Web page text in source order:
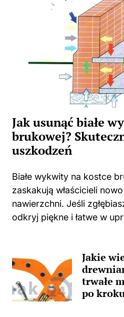
Jak usunąć białe
brukowej?
uszkodzeń
Białe wykwity na kostce
zaskakują właścicieli
nawierzchni. Jeśli
odkryj piękne i łatwe w
położona kostkaJakie
trwałe
po